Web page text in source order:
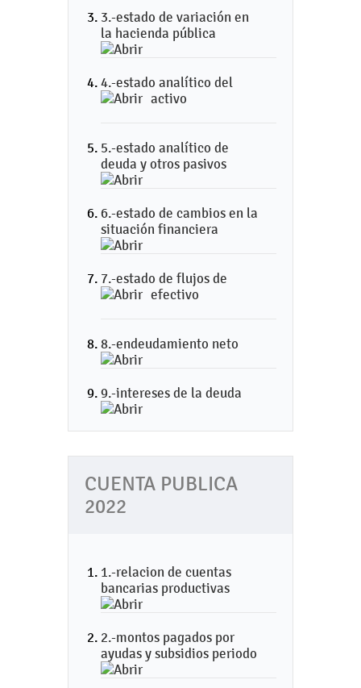
3.-estado de variación en
la hacienda pública
4.-estado analítico del
activo
5.-estado analítico de
deuda y otros pasivos
6.-estado de cambios en la
situación financiera
7.-estado de flujos de
efectivo
8.-endeudamiento neto
9.-intereses de la deuda
CUENTA PUBLICA
2022
1.-relacion de cuentas
bancarias productivas
2.-montos pagados por
ayudas y subsidios periodo